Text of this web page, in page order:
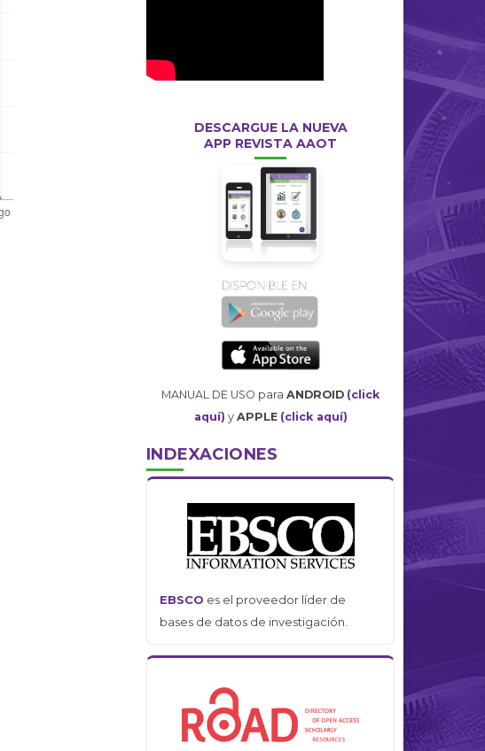
DESCARGUE LA NUEVA
APP REVISTA AAOT
MANUAL DE USO para ANDROID (click
aquí) y APPLE (click aquí)
INDEXACIONES
EBSCO es el proveedor líder de
bases de datos de investigación.